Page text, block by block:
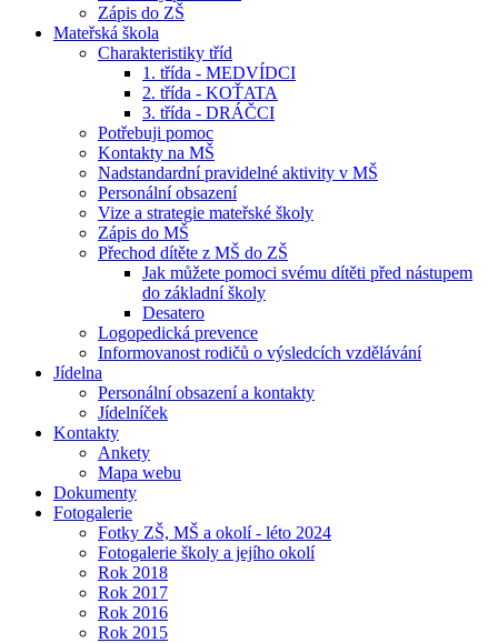
Zápis do ZŠ
Mateřská škola
Charakteristiky tříd
1. třída - MEDVÍDCI
2. třída - KOŤATA
3. třída - DRÁČCI
Potřebuji pomoc
Kontakty na MŠ
Nadstandardní pravidelné aktivity v MŠ
Personální obsazení
Vize a strategie mateřské školy
Zápis do MŠ
Přechod dítěte z MŠ do ZŠ
Jak můžete pomoci svému dítěti před nástupem
do základní školy
Desatero
Logopedická prevence
Informovanost rodičů o výsledcích vzdělávání
Jídelna
Personální obsazení a kontakty
Jídelníček
Kontakty
Ankety
Mapa webu
Dokumenty
Fotogalerie
Fotky ZŠ, MŠ a okolí - léto 2024
Fotogalerie školy a jejího okolí
Rok 2018
Rok 2017
Rok 2016
Rok 2015